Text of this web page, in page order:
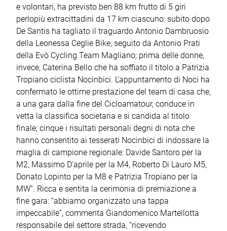
e volontari, ha previsto ben 88 km frutto di 5 giri
perlopiù extracittadini da 17 km ciascuno: subito dopo
De Santis ha tagliato il traguardo Antonio Dambruosio
della Leonessa Ceglie Bike, seguito da Antonio Prati
della Evò Cycling Team Magliano; prima delle donne,
invece, Caterina Bello che ha soffiato il titolo a Patrizia
Tropiano ciclista Nocinbici. L'appuntamento di Noci ha
confermato le ottime prestazione del team di casa che,
a una gara dalla fine del Cicloamatour, conduce in
vetta la classifica societaria e si candida al titolo
finale; cinque i risultati personali degni di nota che
hanno consentito ai tesserati Nocinbici di indossare la
maglia di campione regionale: Davide Santoro per la
M2, Massimo D'aprile per la M4, Roberto Di Lauro M5,
Donato Lopinto per la M8 e Patrizia Tropiano per la
MW”. Ricca e sentita la cerimonia di premiazione a
fine gara: “abbiamo organizzato una tappa
impeccabile”, commenta Giandomenico Martellotta
responsabile del settore strada, “ricevendo